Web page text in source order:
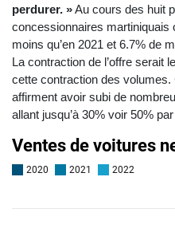
perdurer. »Au cours des huit
concessionnaires martiniquais
moins qu’en 2021 et 6.7% de
La contraction de l’offre serait
cette contraction des
affirment avoir subi de
allant jusqu’à 30% voir 50%